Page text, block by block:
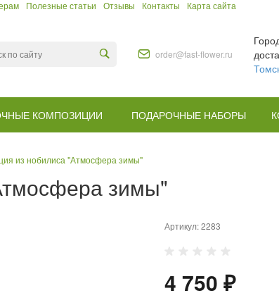
Полезные статьи Отзывы Контакты Карта сайта
order@fast-flower.ru
КОМПОЗИЦИИ ПОДАРОЧНЫЕ НАБОРЫ
из нобилиса "Атмосфера зимы"
зимы"
Артикул:2283
4 750 ₽